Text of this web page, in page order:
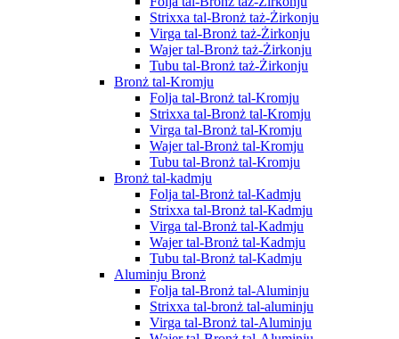
Strixxa tal-Bronż taż-Żirkonju
Virga tal-Bronż taż-Żirkonju
Wajer tal-Bronż taż-Żirkonju
Tubu tal-Bronż taż-Żirkonju
Bronż tal-Kromju
Folja tal-Bronż tal-Kromju
Strixxa tal-Bronż tal-Kromju
Virga tal-Bronż tal-Kromju
Wajer tal-Bronż tal-Kromju
Tubu tal-Bronż tal-Kromju
Bronż tal-kadmju
Folja tal-Bronż tal-Kadmju
Strixxa tal-Bronż tal-Kadmju
Virga tal-Bronż tal-Kadmju
Wajer tal-Bronż tal-Kadmju
Tubu tal-Bronż tal-Kadmju
Aluminju Bronż
Folja tal-Bronż tal-Aluminju
Strixxa tal-bronż tal-aluminju
Virga tal-Bronż tal-Aluminju